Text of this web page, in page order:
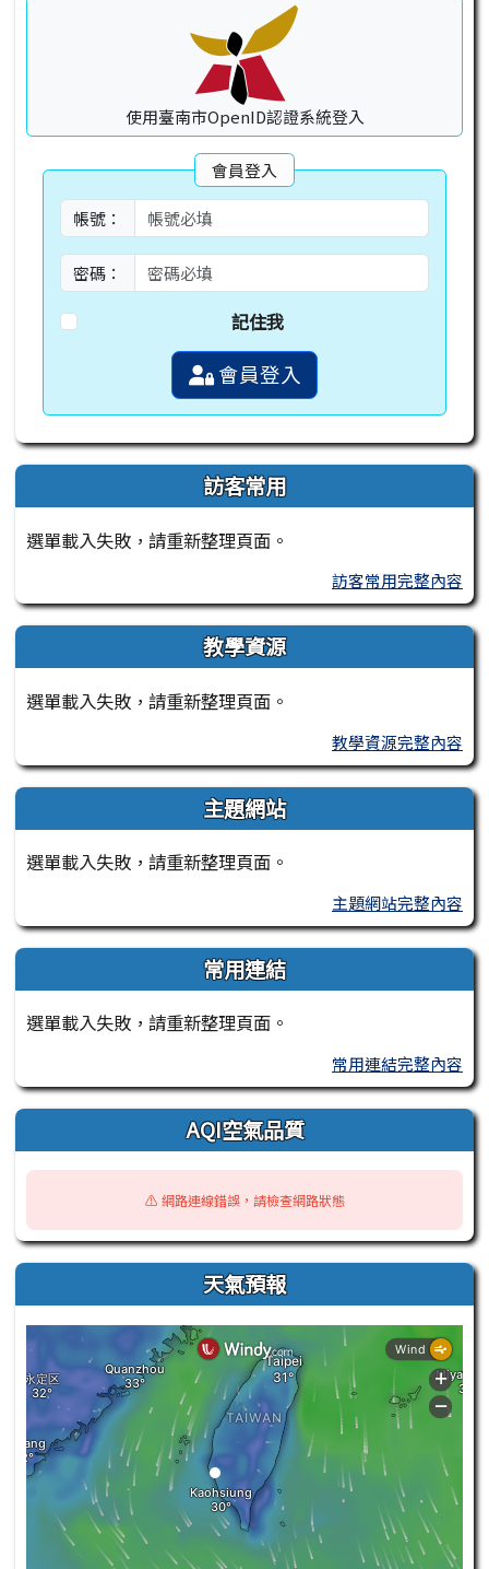
使用臺南市OpenID認證系統登入
會員登入
帳號：
密碼：
記住我
會員登入
訪客常用
選單載入失敗，請重新整理頁面。
訪客常用完整內容
教學資源
選單載入失敗，請重新整理頁面。
教學資源完整內容
主題網站
選單載入失敗，請重新整理頁面。
主題網站完整內容
常用連結
選單載入失敗，請重新整理頁面。
常用連結完整內容
AQI空氣品質
⚠️ 網路連線錯誤，請檢查網路狀態
天氣預報